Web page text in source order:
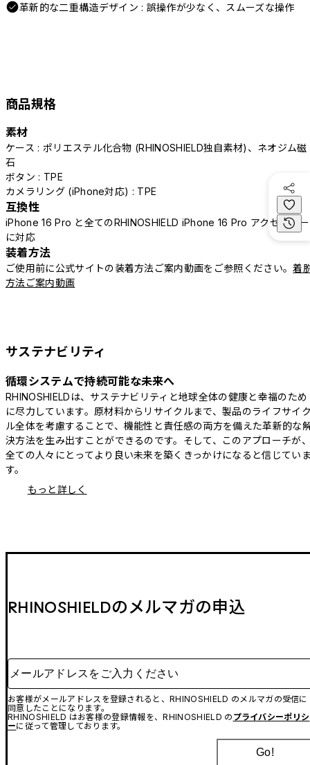
革新的な二重構造デザイン : 誤操作が少なく、スムーズな操作
商品規格
素材
ケース : ポリエステル化合物 (RHINOSHIELD独自素材)、ネオジム磁
石
ボタン : TPE
カメラリング (iPhone対応) : TPE
互換性
iPhone 16 Pro と全てのRHINOSHIELD iPhone 16 Pro アクセサリー
に対応
装着方法
ご使用前に公式サイトの装着方法ご案内動画をご参照ください。着
方法ご案内動画
サステナビリティ
循環システムで持続可能な未来へ
RHINOSHIELDは、サステナビリティと地球全体の健康と幸福のため
に尽力しています。原材料からリサイクルまで、製品のライフサイ
ル全体を考慮することで、機能性と責任感の両方を備えた革新的な
決方法を生み出すことができるのです。そして、このアプローチが
全ての人々にとってより良い未来を築くきっかけになると信じてい
す。
もっと詳しく
RHINOSHIELDのメルマガの申込
メールアドレスをご入力ください
お客様がメールアドレスを登録されると、RHINOSHIELD のメルマガの受信に
同意したことになります。
RHINOSHIELD はお客様の登録情報を、RHINOSHIELD の プライバシーポリシ
ーに従って管理しております。
Go!